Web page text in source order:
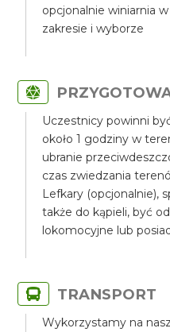
opcjonalnie winiarnia
zakresie i wyborze
Uczestnicy powinni
około 1 godziny w
ubranie
czas zwiedzania
Lefkary (opcjonalnie),
także do kąpieli, być
lokomocyjne lub
TRANSPORT
Wykorzystamy na